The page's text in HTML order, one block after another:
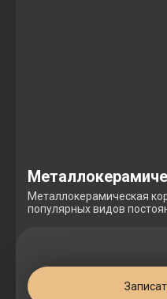
Металлокерамическая
популярных видов